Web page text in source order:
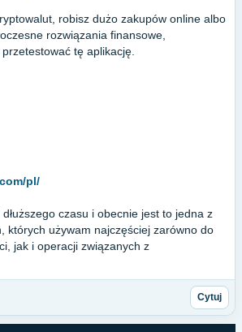
robisz dużo zakupów online albo
rozwiązania finansowe,
tę aplikację.
pl/
czasu i obecnie jest to jedna z
których używam najczęściej zarówno do
jak i operacji związanych z
Cytuj